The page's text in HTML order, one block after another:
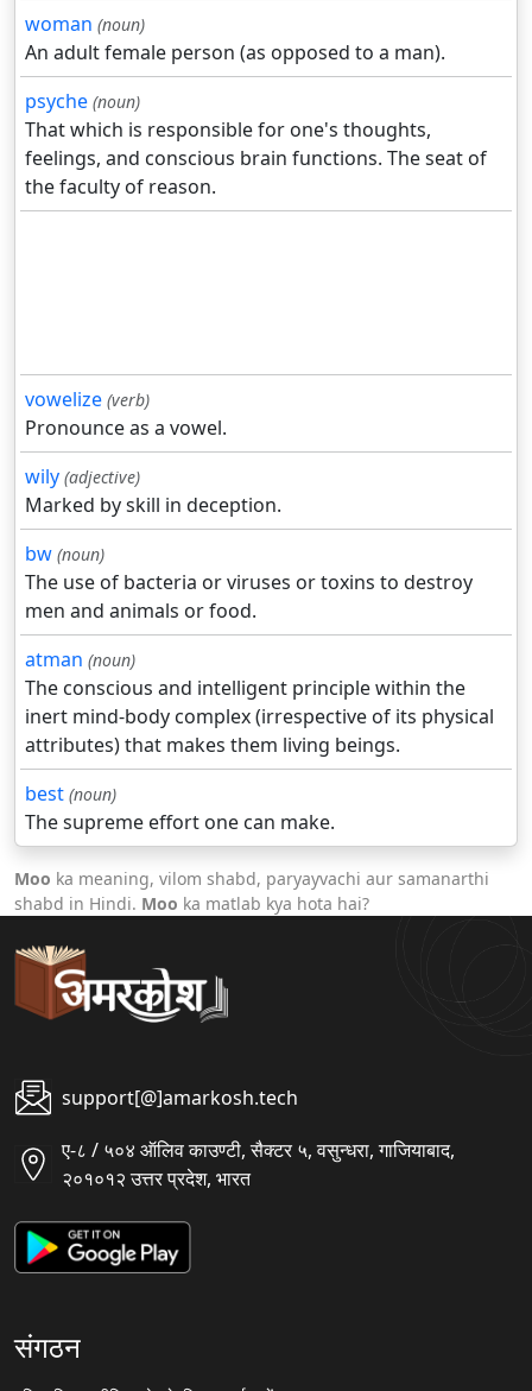
woman (noun)
An adult female person (as opposed to a man).
psyche (noun)
That which is responsible for one's thoughts,
feelings, and conscious brain functions. The seat of
the faculty of reason.
vowelize (verb)
Pronounce as a vowel.
wily (adjective)
Marked by skill in deception.
bw (noun)
The use of bacteria or viruses or toxins to destroy
men and animals or food.
atman (noun)
The conscious and intelligent principle within the
inert mind-body complex (irrespective of its physical
attributes) that makes them living beings.
best (noun)
The supreme effort one can make.
Moo ka meaning, vilom shabd, paryayvachi aur samanarthi
shabd in Hindi. Moo ka matlab kya hota hai?
support[@]amarkosh.tech
ए-८ / ५०४ ऑलिव काउण्टी, सैक्टर ५, वसुन्धरा, गाजियाबाद,
२०१०१२ उत्तर प्रदेश, भारत
संगठन